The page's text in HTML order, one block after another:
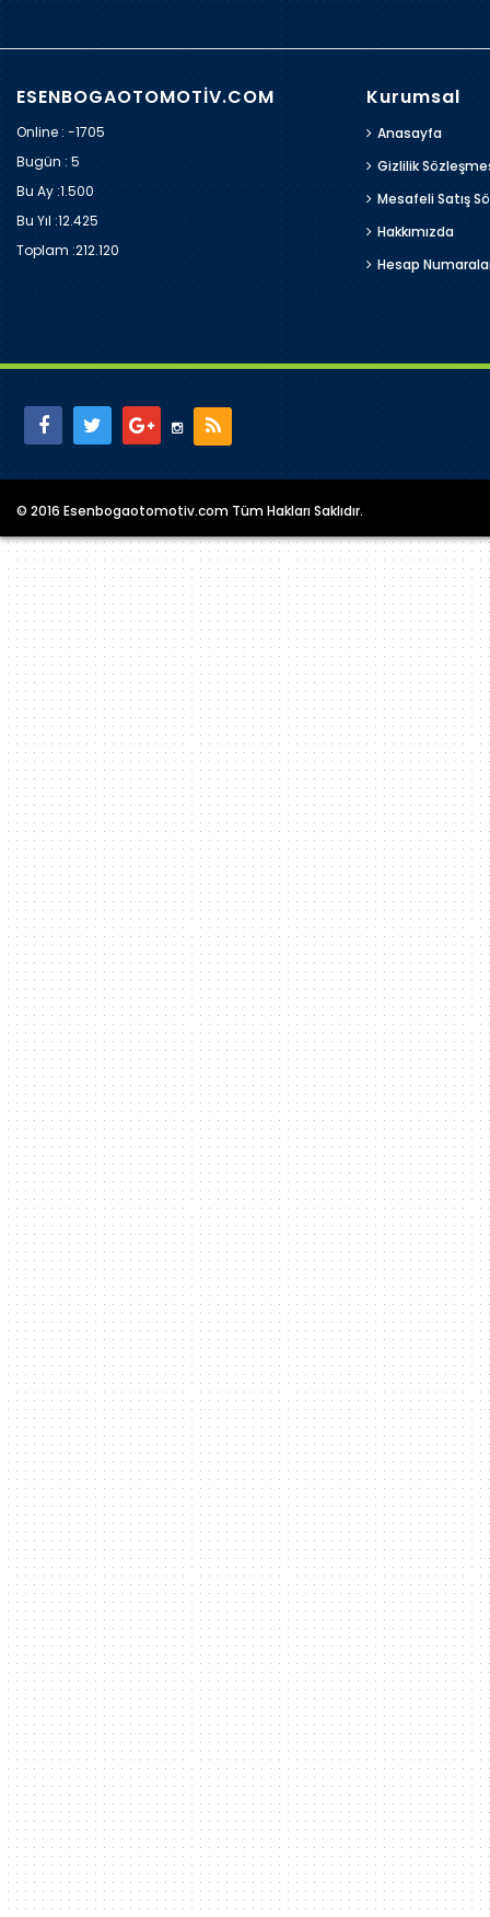
ESENBOGAOTOMOTİV.COM
Online : -1705
Bugün :5
Bu Ay :1.500
Bu Yıl :12.425
Toplam :212.120
Kurumsal
Anasayfa
Gizlilik
Mesafeli Satış
Hakkımızda
Hesap
© 2016 Esenbogaotomotiv.com Tüm Hakları Saklıdır.